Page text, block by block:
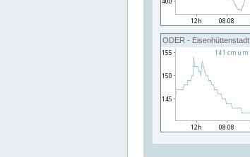
ODER - Eisenhüttenstadt